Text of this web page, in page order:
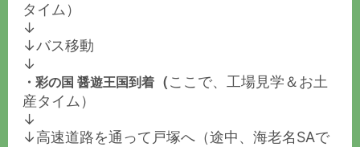
タイム）
↓
↓バス移動
↓
・彩の国 醤遊王国到着 （ここで、工場見学＆お土
産タイム）
↓
↓高速道路を通って戸塚へ（途中、海老名SAで